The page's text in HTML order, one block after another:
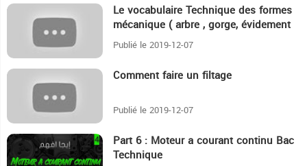
Le vocabulaire Technique des formes
mécanique ( arbre , gorge, évidement
,etc ...)
Publié le 2019-12-07
Comment faire un filtage
Publié le 2019-12-07
12:47 Part 6 : Moteur a courant continu Bac
Technique